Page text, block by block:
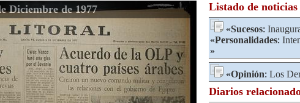
Diciembre de 1977 Listado de noticias
«Sucesos:
«Personalidades:
»
«Opinión: Los
Diarios